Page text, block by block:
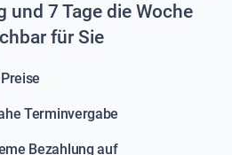
und 7 Tage die Woche
für Sie
Terminvergabe
Bezahlung auf